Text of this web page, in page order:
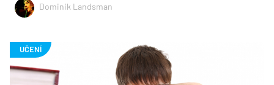
Dominik Landsman